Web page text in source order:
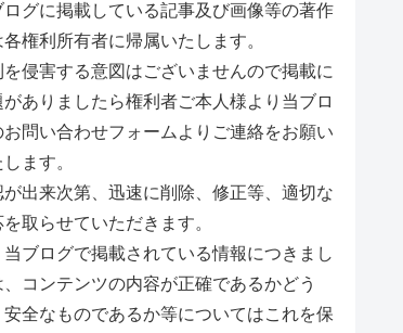
ログに掲載している記事及び画像等の著作
権利所有者に帰属いたします。
を侵害する意図はございませんので掲載に
がありましたら権利者ご本人様より当ブロ
お問い合わせフォームよりご連絡をお願い
ます。
が出来次第、迅速に削除、修正等、適切な
を取らせていただきます。
当ブログで掲載されている情報につきまし
、コンテンツの内容が正確であるかどう
安全なものであるか等についてはこれを保